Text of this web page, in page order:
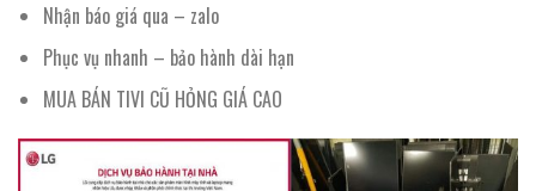
Nhận báo giá qua – zalo
Phục vụ nhanh – bảo hành dài hạn
MUA BÁN TIVI CŨ HỎNG GIÁ CAO